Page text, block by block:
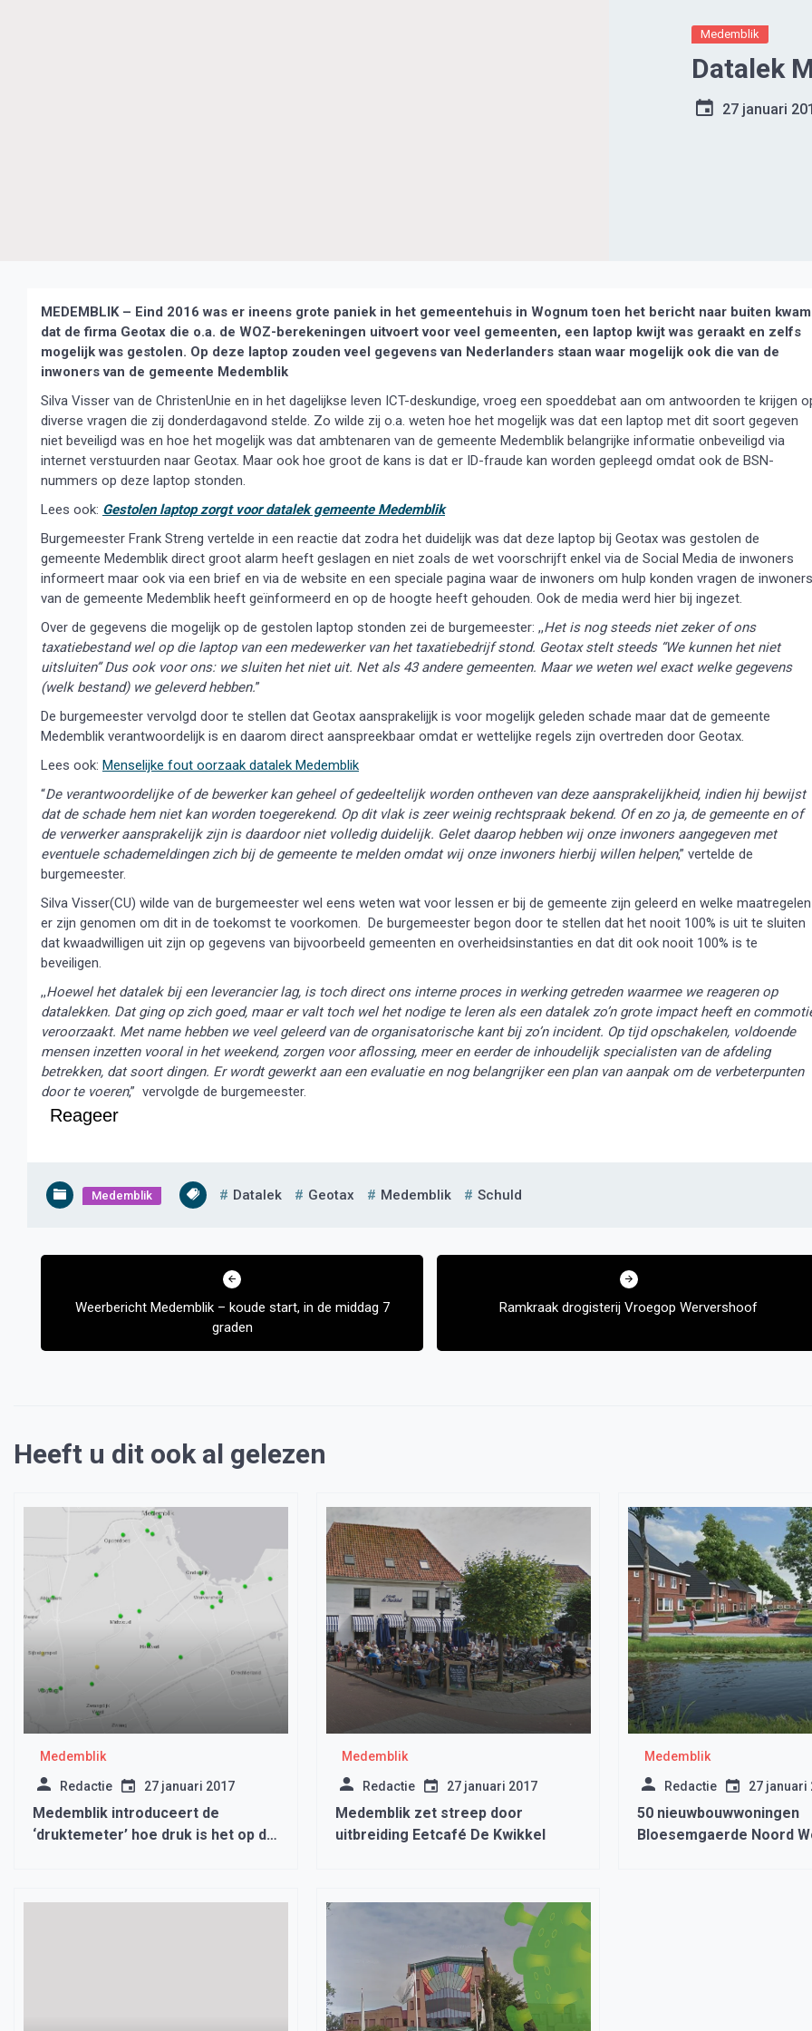
Medemblik
Datalek
27 januari
MEDEMBLIK – Eind 2016 was er ineens grote paniek in het gemeentehuis in Wognum toen het bericht naar buiten kwam
dat de firma Geotax die o.a. de WOZ-berekeningen uitvoert voor veel gemeenten, een laptop kwijt was geraakt en zelfs
mogelijk was gestolen. Op deze laptop zouden veel gegevens van Nederlanders staan waar mogelijk ook die van de
inwoners van de gemeente Medemblik
Silva Visser van de ChristenUnie en in het dagelijkse leven ICT-deskundige, vroeg een spoeddebat aan om antwoorden te krijgen
diverse vragen die zij donderdagavond stelde. Zo wilde zij o.a. weten hoe het mogelijk was dat een laptop met dit soort gegeven
niet beveiligd was en hoe het mogelijk was dat ambtenaren van de gemeente Medemblik belangrijke informatie onbeveiligd via
internet verstuurden naar Geotax. Maar ook hoe groot de kans is dat er ID-fraude kan worden gepleegd omdat ook de BSN-
nummers op deze laptop stonden.
Lees ook: Gestolen laptop zorgt voor datalek gemeente Medemblik
Burgemeester Frank Streng vertelde in een reactie dat zodra het duidelijk was dat deze laptop bij Geotax was gestolen de
gemeente Medemblik direct groot alarm heeft geslagen en niet zoals de wet voorschrijft enkel via de Social Media de inwoners
informeert maar ook via een brief en via de website en een speciale pagina waar de inwoners om hulp konden vragen de inwoners
van de gemeente Medemblik heeft geïnformeerd en op de hoogte heeft gehouden. Ook de media werd hier bij ingezet.
Over de gegevens die mogelijk op de gestolen laptop stonden zei de burgemeester: ,,Het is nog steeds niet zeker of ons
taxatiebestand wel op die laptop van een medewerker van het taxatiebedrijf stond. Geotax stelt steeds “We kunnen het niet
uitsluiten” Dus ook voor ons: we sluiten het niet uit. Net als 43 andere gemeenten. Maar we weten wel exact welke gegevens
(welk bestand) we geleverd hebben.”
De burgemeester vervolgd door te stellen dat Geotax aansprakelijjk is voor mogelijk geleden schade maar dat de gemeente
Medemblik verantwoordelijk is en daarom direct aanspreekbaar omdat er wettelijke regels zijn overtreden door Geotax.
Lees ook: Menselijke fout oorzaak datalek Medemblik
“De verantwoordelijke of de bewerker kan geheel of gedeeltelijk worden ontheven van deze aansprakelijkheid, indien hij bewijst
dat de schade hem niet kan worden toegerekend. Op dit vlak is zeer weinig rechtspraak bekend. Of en zo ja, de gemeente en of
de verwerker aansprakelijk zijn is daardoor niet volledig duidelijk. Gelet daarop hebben wij onze inwoners aangegeven met
eventuele schademeldingen zich bij de gemeente te melden omdat wij onze inwoners hierbij willen helpen,” vertelde de
burgemeester.
Silva Visser(CU) wilde van de burgemeester wel eens weten wat voor lessen er bij de gemeente zijn geleerd en welke maatregelen
er zijn genomen om dit in de toekomst te voorkomen. De burgemeester begon door te stellen dat het nooit 100% is uit te sluiten
dat kwaadwilligen uit zijn op gegevens van bijvoorbeeld gemeenten en overheidsinstanties en dat dit ook nooit 100% is te
beveiligen.
,,Hoewel het datalek bij een leverancier lag, is toch direct ons interne proces in werking getreden waarmee we reageren op
datalekken. Dat ging op zich goed, maar er valt toch wel het nodige te leren als een datalek zo’n grote impact heeft en
veroorzaakt. Met name hebben we veel geleerd van de organisatorische kant bij zo’n incident. Op tijd opschakelen, voldoende
mensen inzetten vooral in het weekend, zorgen voor aflossing, meer en eerder de inhoudelijk specialisten van de afdeling
betrekken, dat soort dingen. Er wordt gewerkt aan een evaluatie en nog belangrijker een plan van aanpak om de verbeterpunten
door te voeren,” vervolgde de burgemeester.
Reageer
Medemblik Datalek Geotax Medemblik Schuld
Bericht
Weerbericht Medemblik – koude start, in de middag 7
graden
Ramkraak drogisterij Vroegop Wervershoof
Heeft u dit ook al gelezen
Medemblik
Redactie 27 januari 2017
Medemblik introduceert de
‘druktemeter’ hoe druk is het op de
Medemblik
Redactie 27 januari 2017
Medemblik zet streep door
uitbreiding Eetcafé De Kwikkel
Medemblik
Redactie 27 januari
50 nieuwbouwwoningen
Bloesemgaerde Noord